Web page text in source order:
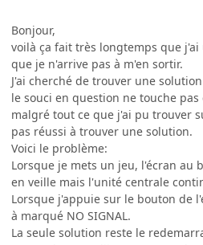
Bonjour,
voilà ça fait très longtemps que
que je n'arrive pas à m'en sortir.
J'ai cherché de trouver une
le souci en question ne touche
malgré tout ce que j'ai pu trouver
pas réussi à trouver une solution.
Voici le problème:
Lorsque je mets un jeu, l'écran au
en veille mais l'unité centrale
Lorsque j'appuie sur le bouton de
à marqué NO SIGNAL.
La seule solution reste le